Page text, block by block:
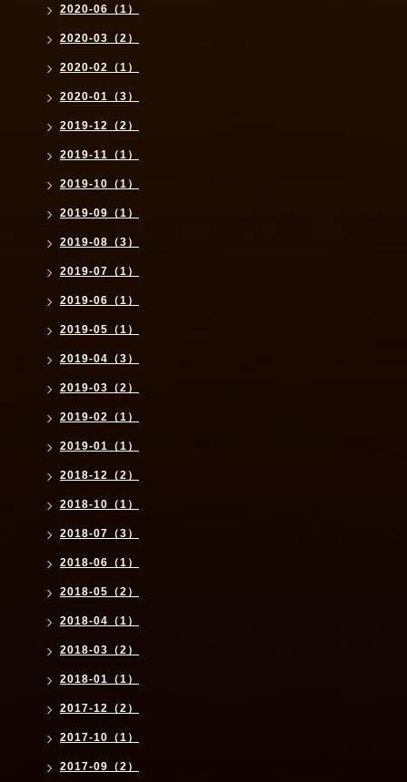
2020-06（1）
2020-03（2）
2020-02（1）
2020-01（3）
2019-12（2）
2019-11（1）
2019-10（1）
2019-09（1）
2019-08（3）
2019-07（1）
2019-06（1）
2019-05（1）
2019-04（3）
2019-03（2）
2019-02（1）
2019-01（1）
2018-12（2）
2018-10（1）
2018-07（3）
2018-06（1）
2018-05（2）
2018-04（1）
2018-03（2）
2018-01（1）
2017-12（2）
2017-10（1）
2017-09（2）